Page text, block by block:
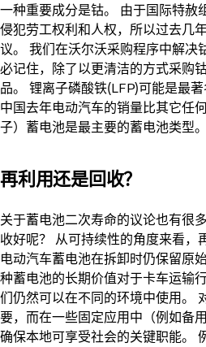
一种重要成分是钴。 由于国际特赦
侵犯劳工权利和人权，所以过去几
议。 我们在沃尔沃采购程序中解决
必记住，除了以更清洁的方式采购
品。 锂离子磷酸铁(LFP)可能是最
中国去年电动汽车的销量比其它任
子）蓄电池是最主要的蓄电池类型。
再利用还是回收？
关于蓄电池二次寿命的议论也有很
收好呢？ 从可持续性的角度来看，
电动汽车蓄电池在拆卸时仍保留原
种蓄电池的长期价值对于卡车运输
们仍然可以在不同的环境中使用。
要，而在一些固定应用中（例如备
确保本地可享受社会的关键职能。